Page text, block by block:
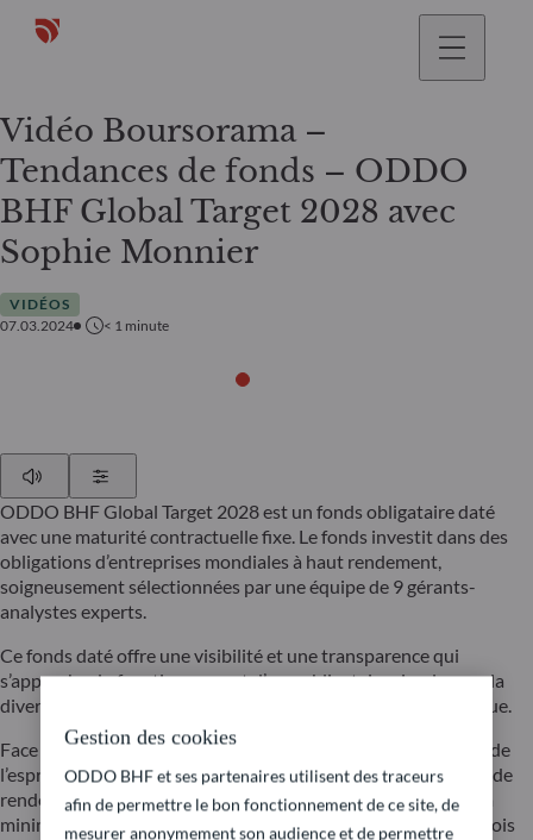
Vidéo Boursorama –
Tendances de fonds – ODDO
BHF Global Target 2028 avec
Sophie Monnier
VIDÉOS
07.03.2024
< 1 minute
ODDO BHF Global Target 2028 est un fonds obligataire daté
avec une maturité contractuelle fixe. Le fonds investit dans des
obligations d’entreprises mondiales à haut rendement,
soigneusement sélectionnées par une équipe de 9 gérants-
analystes experts.
Ce fonds daté offre une visibilité et une transparence qui
s’approche du fonctionnement d’une obligataire simple avec la
diversification et la granularité d’un fonds obligataire classique.
Face à la perspective de baisse des taux aujourd’hui au cœur de
l’esprit des investisseurs, ce fonds daté offre une perspective de
rendement potentiellement intéressante tout en cherchant à
minimiser la volatilité et la perte maximale. Il présente toutefois
Gestion des cookies
ODDO BHF et ses partenaires utilisent des traceurs
afin de permettre le bon fonctionnement de ce site, de
mesurer anonymement son audience et de permettre